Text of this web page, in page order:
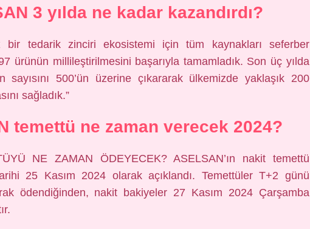
3 yılda ne kadar kazandırdı?
bir tedarik zinciri ekosistemi için tüm kaynakları seferber
ürünün millileştirilmesini başarıyla tamamladık. Son üç yılda
sayısını 500’ün üzerine çıkararak ülkemizde yaklaşık 200
sağladık.”
temettü ne zaman verecek 2024?
NE ZAMAN ÖDEYECEK? ASELSAN’ın nakit temettü
25 Kasım 2024 olarak açıklandı. Temettüler T+2 günü
ödendiğinden, nakit bakiyeler 27 Kasım 2024 Çarşamba